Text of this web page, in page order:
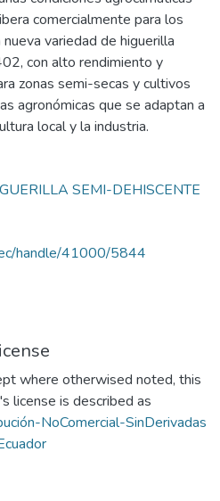
comercialmente para los
variedad de higuerilla
con alto rendimiento y
zonas semi-secas y cultivos
agronómicas que se adaptan a
local y la industria.
SEMI-DEHISCENTE
handle/41000/5844
where otherwised noted, this
license is described as
NoComercial-SinDerivadas